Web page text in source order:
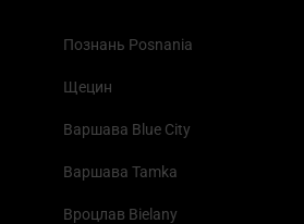
Познань Posnania
Щецин
Варшава Blue City
Варшава Tamka
Вроцлав Bielany